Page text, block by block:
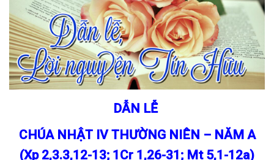
DẪN LỄ
CHÚA NHẬT IV THƯỜNG NIÊN –NĂM A
(Xp 2,3.3,12-13; 1Cr 1,26-31; Mt 5,1-12a)